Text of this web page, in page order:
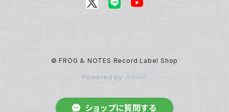
© FROG ＆ NOTES Record Label Shop
Powered by
ショップに質問する